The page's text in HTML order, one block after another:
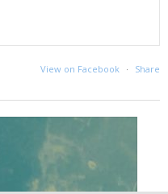
View on Facebook · Share